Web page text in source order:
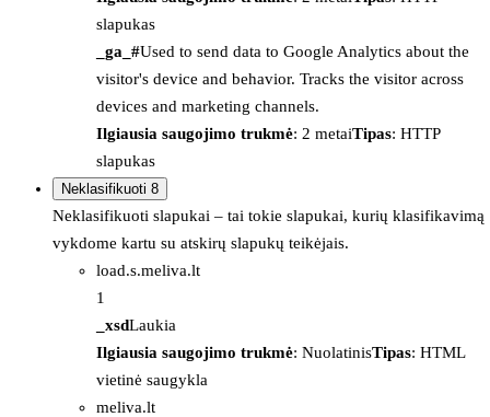
slapukas
_ga_#Used to send data to Google Analytics about the
visitor's device and behavior. Tracks the visitor across
devices and marketing channels.
Ilgiausia saugojimo trukmė: 2 metaiTipas: HTTP
slapukas
Neklasifikuoti 8
Neklasifikuoti slapukai – tai tokie slapukai, kurių klasifikavimą
vykdome kartu su atskirų slapukų teikėjais.
load.s.meliva.lt
1
_xsdLaukia
Ilgiausia saugojimo trukmė: NuolatinisTipas: HTML
vietinė saugykla
meliva.lt